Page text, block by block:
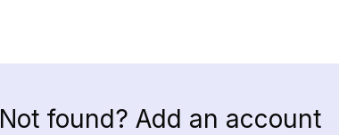
Not found? Add an account